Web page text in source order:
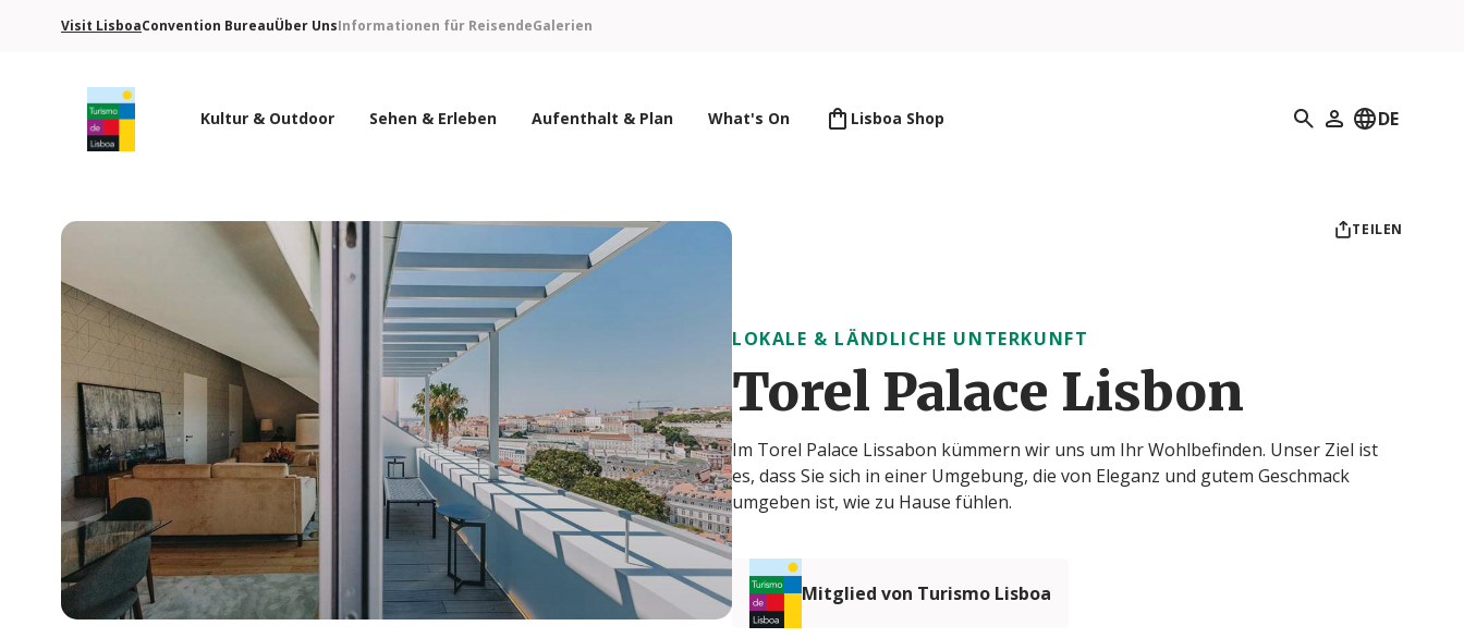
Visit LisboaConvention BureauÜber UnsInformationen für ReisendeGalerien
Kultur & Outdoor Sehen & Erleben Aufenthalt & Plan What's On Lisboa Shop Suchen
Mein Profil
DE
TEILEN
LOKALE & LÄNDLICHE UNTERKUNFT
Torel Palace Lisbon
Im Torel Palace Lissabon kümmern wir uns um Ihr Wohlbefinden. Unser Ziel ist
es, dass Sie sich in einer Umgebung, die von Eleganz und gutem Geschmack
umgeben ist, wie zu Hause fühlen.
Mitglied von Turismo Lisboa